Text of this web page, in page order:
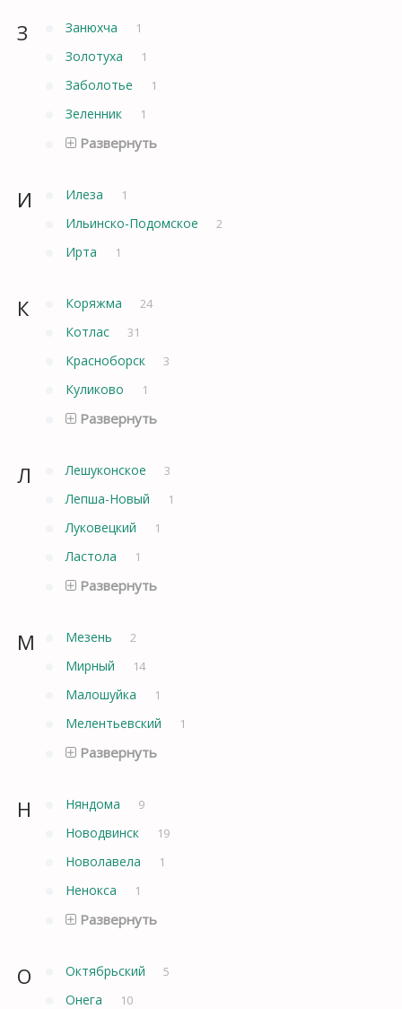
З Занюхча 1
Золотуха 1
Заболотье 1
Зеленник 1
Развернуть
И Илеза 1
Ильинско-Подомское 2
Ирта 1
К Коряжма 24
Котлас 31
Красноборск 3
Куликово 1
Развернуть
Л Лешуконское 3
Лепша-Новый 1
Луковецкий 1
Ластола 1
Развернуть
М Мезень 2
Мирный 14
Малошуйка 1
Мелентьевский 1
Развернуть
Н Няндома 9
Новодвинск 19
Новолавела 1
Ненокса 1
Развернуть
О Октябрьский 5
Онега 10